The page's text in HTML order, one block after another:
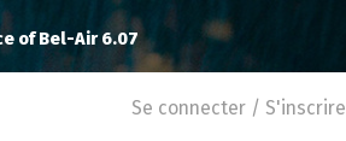
Stuart Fails to Save the Universe
Se connecter / S'inscrire